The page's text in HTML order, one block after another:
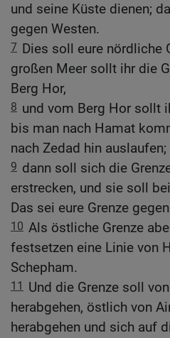
und seine Küste dienen;
gegen Westen.
7 Dies soll eure nördliche
großen Meer sollt ihr die
Berg Hor,
8 und vom Berg Hor sollt
bis man nach Hamat
nach Zedad hin auslaufen;
9 dann soll sich die
erstrecken, und sie soll
Das sei eure Grenze
10 Als östliche Grenze
festsetzen eine Linie von
Schepham.
11
Und die Grenze soll
herabgehen, östlich von
herabgehen und sich auf